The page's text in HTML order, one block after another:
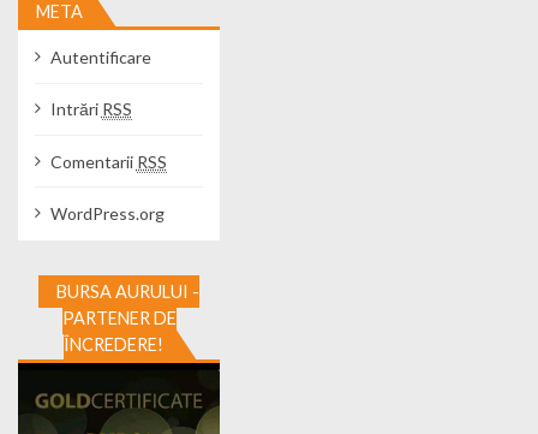
META
Autentificare
Intrări RSS
Comentarii RSS
WordPress.org
BURSA AURULUI -
PARTENER DE
ÎNCREDERE!